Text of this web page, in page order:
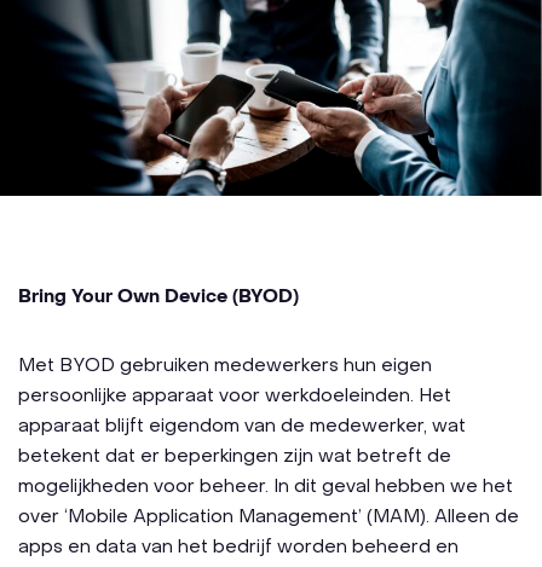
Bring Your Own Device (BYOD)
Met BYOD gebruiken medewerkers hun eigen
persoonlijke apparaat voor werkdoeleinden. Het
apparaat blijft eigendom van de medewerker, wat
betekent dat er beperkingen zijn wat betreft de
mogelijkheden voor beheer. In dit geval hebben we het
over ‘Mobile Application Management’ (MAM). Alleen de
apps en data van het bedrijf worden beheerd en